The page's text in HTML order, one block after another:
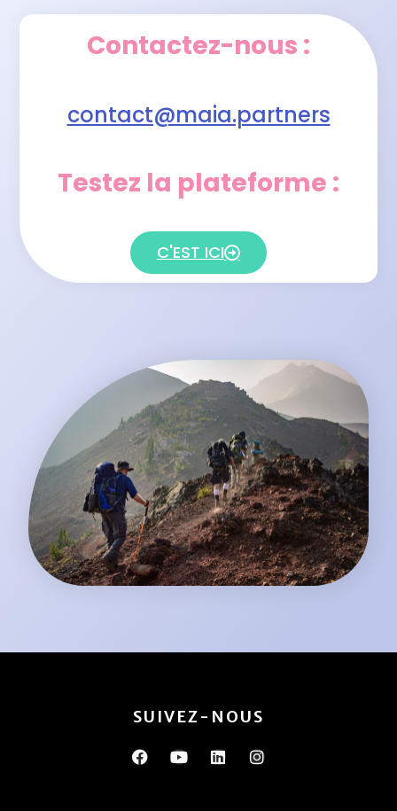
Contactez-nous :
contact@maia.partners
Testez la plateforme :
C'EST ICI
SUIVEZ-NOUS